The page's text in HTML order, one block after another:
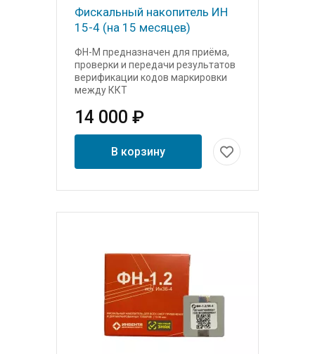
Фискальный накопитель ИН
15-4 (на 15 месяцев)
ФН-М предназначен для приёма,
проверки и передачи результатов
верификации кодов маркировки
между ККТ
14 000 ₽
В корзину